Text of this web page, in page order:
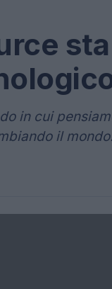
in cui
il